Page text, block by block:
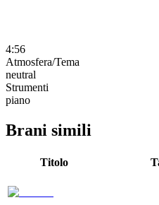
4:56
Atmosfera/Tema
neutral
Strumenti
piano
Brani simili
Titolo